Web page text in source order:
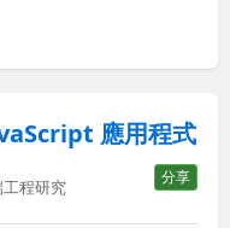
應用程式
分享
程研究